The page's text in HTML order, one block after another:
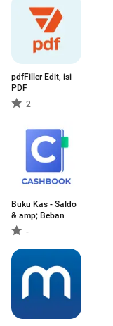
pdfFiller Edit, isi
PDF
2
Buku Kas - Saldo
& amp; Beban
-